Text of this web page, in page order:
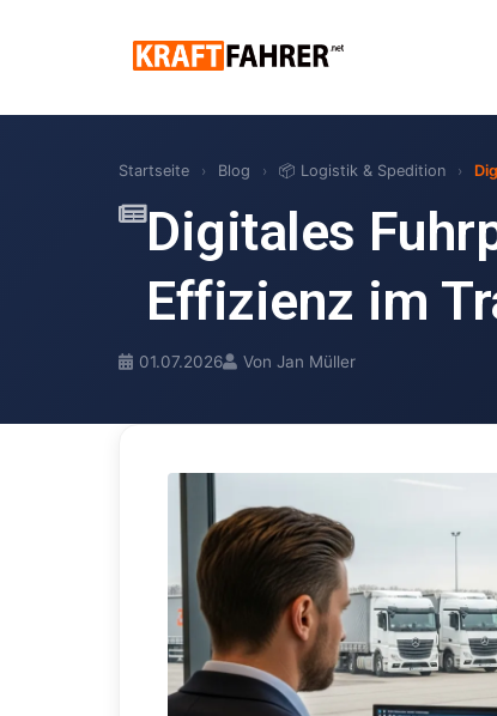
Startseite › Blog › 📦 Logistik & Spedition ›
Digitales
Effizienz im
01.07.2026 Von Jan Müller